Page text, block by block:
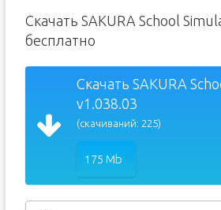
Скачать SAKURA School
бесплатно
Скачать SAKURA
v1.038.03
(скачиваний: 225)
175 Mb